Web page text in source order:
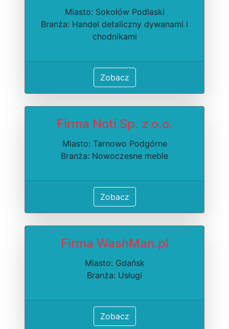
Miasto: Sokołów Podlaski
Branża: Handel detaliczny dywanami i
chodnikami
Zobacz
Firma Noti Sp. z o.o.
Miasto: Tarnowo Podgórne
Branża: Nowoczesne meble
Zobacz
Firma WashMan.pl
Miasto: Gdańsk
Branża: Usługi
Zobacz